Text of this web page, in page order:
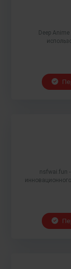
Deep
nsfwai.fun